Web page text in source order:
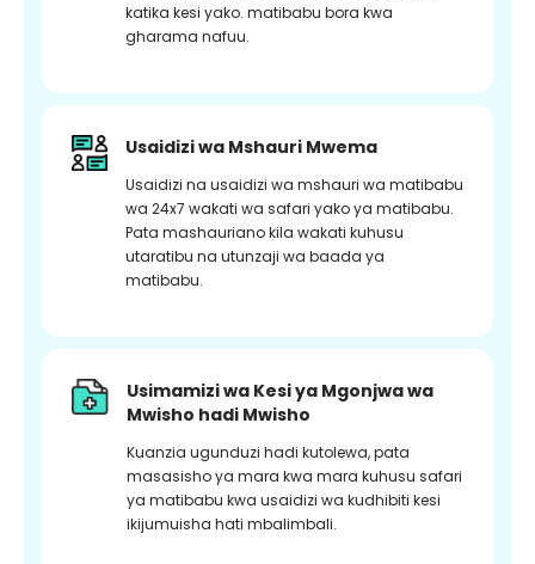
katika kesi yako. matibabu bora kwa
gharama nafuu.
Usaidizi wa Mshauri Mwema
Usaidizi na usaidizi wa mshauri wa matibabu
wa 24x7 wakati wa safari yako ya matibabu.
Pata mashauriano kila wakati kuhusu
utaratibu na utunzaji wa baada ya
matibabu.
Usimamizi wa Kesi ya Mgonjwa wa
Mwisho hadi Mwisho
Kuanzia ugunduzi hadi kutolewa, pata
masasisho ya mara kwa mara kuhusu safari
ya matibabu kwa usaidizi wa kudhibiti kesi
ikijumuisha hati mbalimbali.